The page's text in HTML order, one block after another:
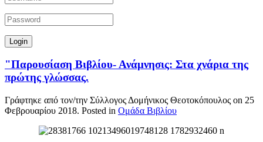
"Παρουσίαση Βιβλίου- Ανάμνησις: Στα χνάρια της
πρώτης γλώσσας.
Γράφτηκε από τον/την Σύλλογος Δομήνικος Θεοτοκόπουλος on 25
Φεβρουαρίου 2018. Posted in Ομάδα Βιβλίου